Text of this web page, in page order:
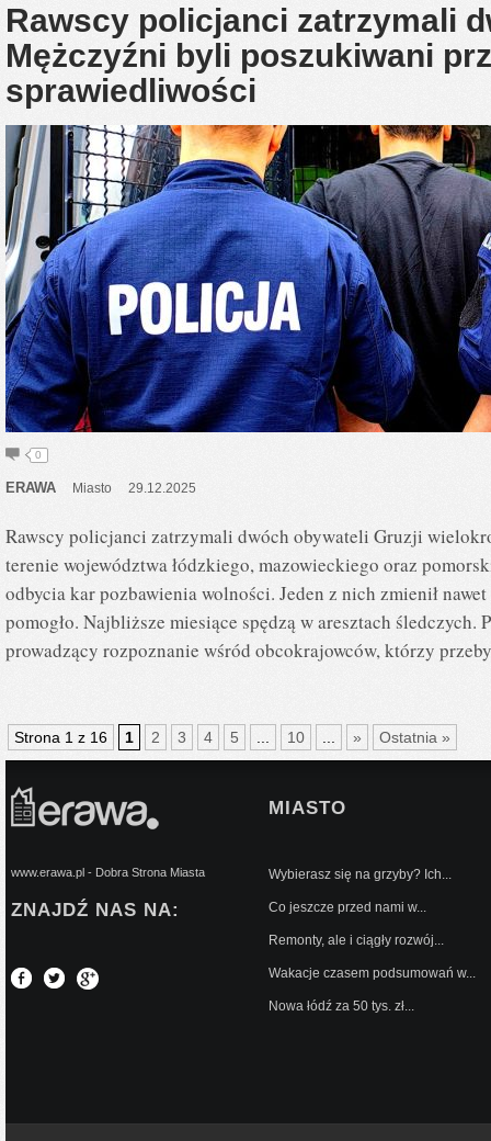
Rawscy policjanci zatrzymali
Mężczyźni byli poszukiwani
sprawiedliwości
0
ERAWA Miasto 29.12.2025
Rawscy policjanci zatrzymali dwóch obywateli Gruzji
terenie województwa łódzkiego, mazowieckiego oraz
odbycia kar pozbawienia wolności. Jeden z nich zmienił
pomogło. Najbliższe miesiące spędzą w aresztach
prowadzący rozpoznanie wśród obcokrajowców, którzy
Strona 1 z 16 1 2 3 4 5 10 » Ostatnia »
www.erawa.pl - Dobra Strona Miasta
ZNAJDŹ NAS NA:
MIASTO
Wybierasz się na grzyby? Ich...
Co jeszcze przed nami w...
Remonty, ale i ciągły rozwój...
Wakacje czasem podsumowań w...
Nowa łódź za 50 tys. zł...